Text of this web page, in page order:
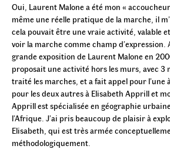
Oui, Laurent Malone a été mon «
même une réelle pratique de la marche, il
cela pouvait être une vraie activité, valable
voir la marche comme champ d’expression.
grande exposition de Laurent Malone en
proposait une activité hors les murs, avec 3
traité les marches, et a fait appel pour
pour les deux autres à Elisabeth Apprill et
Apprill est spécialisée en géographie
l’Afrique. J’ai pris beaucoup de plaisir à
Elisabeth, qui est très armée
méthodologiquement.